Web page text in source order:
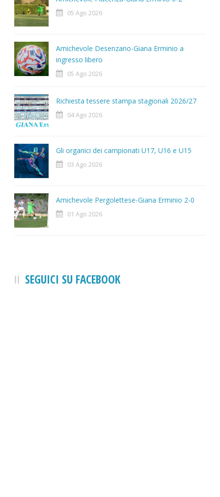
05 Ago 2026
Amichevole Desenzano-Giana Erminio a
ingresso libero
05 Ago 2026
Richiesta tessere stampa stagionali 2026/27
04 Ago 2026
Gli organici dei campionati U17, U16 e U15
03 Ago 2026
Amichevole Pergolettese-Giana Erminio 2-0
01 Ago 2026
SEGUICI SU FACEBOOK